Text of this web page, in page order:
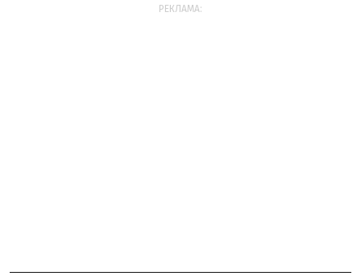
РЕКЛАМА: